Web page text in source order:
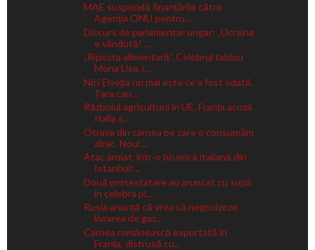
MAE suspendă finanțările către
Agenţia ONU pentru ...
Discurs de parlamentar ungar: „Ucraina
e vândută! ...
„Riposta alimentară”. Celebrul tablou
Mona Lisa, î...
Nici Elveția nu mai este ce a fost odată.
Țara can...
Războiul agriculturii în UE. Franța acuză
Italia ș...
Otrava din carnea pe care o consumăm
zilnic. Noul ...
Atac armat, într-o biserică italiană din
Istanbul:...
Două protestatare au aruncat cu supă
în celebra pi...
Rusia anunță că vrea să negocizeze
livrarea de gaz...
Carnea românească exportată în
Franța, distrusă cu...